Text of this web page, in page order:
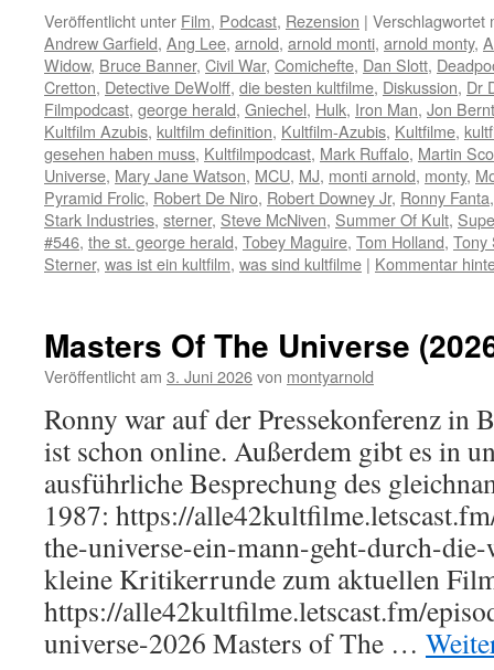
Veröffentlicht unter Film, Podcast, Rezension | Verschlagwortet
Andrew Garfield, Ang Lee, arnold, arnold monti, arnold monty,
Widow, Bruce Banner, Civil War, Comichefte, Dan Slott,
Cretton, Detective DeWolff, die besten kultfilme, Diskussion, Dr
Filmpodcast, george herald, Gniechel, Hulk, Iron Man, Jon
Kultfilm Azubis, kultfilm definition, Kultfilm-Azubis, Kultfilme,
gesehen haben muss, Kultfilmpodcast, Mark Ruffalo, Martin
Universe, Mary Jane Watson, MCU, MJ, monti arnold, monty,
Pyramid Frolic, Robert De Niro, Robert Downey Jr, Ronny Fanta
Stark Industries, sterner, Steve McNiven, Summer Of Kult,
#546, the st. george herald, Tobey Maguire, Tom Holland, Tony
Sterner, was ist ein kultfilm, was sind kultfilme | Kommentar
Masters Of The Universe
Veröffentlicht am 3. Juni 2026von montyarnold
Ronny war auf der Pressekonferenz in
ist schon online. Außerdem gibt es in
ausführliche Besprechung des
1987: https://
the-universe-ein-mann-geht-durch-die-
kleine Kritikerrunde zum aktuellen
https://alle42kultfilme.letscast.fm/
universe-2026 Masters of The …